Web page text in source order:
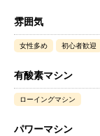
雰囲気
女性多め 初心者歓迎
有酸素マシン
ローイングマシン
パワーマシン